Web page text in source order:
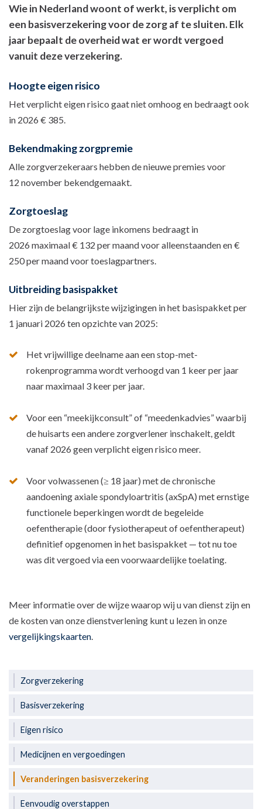
Wie in Nederland woont of werkt, is verplicht om
een basisverzekering voor de zorg af te sluiten. Elk
jaar bepaalt de overheid wat er wordt vergoed
vanuit deze verzekering.
Hoogte eigen risico
Het verplicht eigen risico gaat niet omhoog en bedraagt ook
in 2026 € 385.
Bekendmaking zorgpremie
Alle zorgverzekeraars hebben de nieuwe premies voor
12 november bekendgemaakt.
Zorgtoeslag
De zorgtoeslag voor lage inkomens bedraagt in
2026 maximaal € 132 per maand voor alleenstaanden en €
250 per maand voor toeslagpartners.
Uitbreiding basispakket
Hier zijn de belangrijkste wijzigingen in het basispakket per
1 januari 2026 ten opzichte van 2025:
Het vrijwillige deelname aan een stop-met-
rokenprogramma wordt verhoogd van 1 keer per jaar
naar maximaal 3 keer per jaar.
Voor een “meekijkconsult” of “meedenkadvies” waarbij
de huisarts een andere zorgverlener inschakelt, geldt
vanaf 2026 geen verplicht eigen risico meer.
Voor volwassenen (≥ 18 jaar) met de chronische
aandoening axiale spondyloartritis (axSpA) met ernstige
functionele beperkingen wordt de begeleide
oefentherapie (door fysiotherapeut of oefentherapeut)
definitief opgenomen in het basispakket — tot nu toe
was dit vergoed via een voorwaardelijke toelating.
Meer informatie over de wijze waarop wij u van dienst zijn en
de kosten van onze dienstverlening kunt u lezen in onze
vergelijkingskaarten.
Zorgverzekering
Basisverzekering
Eigen risico
Medicijnen en vergoedingen
Veranderingen basisverzekering
Eenvoudig overstappen